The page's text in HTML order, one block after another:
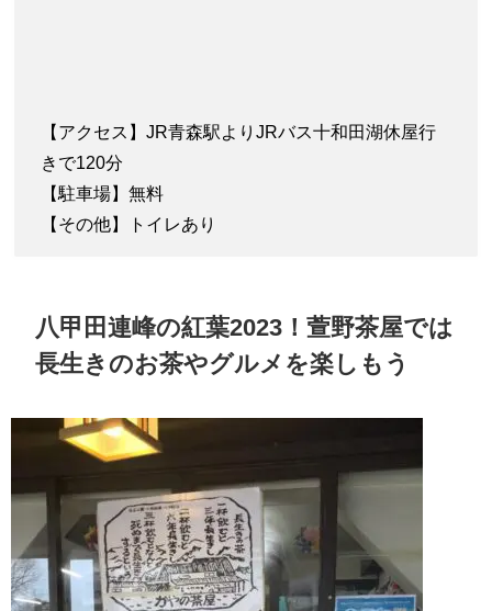
【アクセス】JR青森駅よりJRバス十和田湖休屋行
きで120分
【駐車場】無料
【その他】トイレあり
八甲田連峰の紅葉2023！萱野茶屋では
長生きのお茶やグルメを楽しもう